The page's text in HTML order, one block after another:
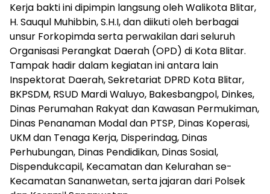
Kerja bakti ini dipimpin langsung oleh Walikota Blitar,
H. Sauqul Muhibbin, S.H.I, dan diikuti oleh berbagai
unsur Forkopimda serta perwakilan dari seluruh
Organisasi Perangkat Daerah (OPD) di Kota Blitar.
Tampak hadir dalam kegiatan ini antara lain
Inspektorat Daerah, Sekretariat DPRD Kota Blitar,
BKPSDM, RSUD Mardi Waluyo, Bakesbangpol, Dinkes,
Dinas Perumahan Rakyat dan Kawasan Permukiman,
Dinas Penanaman Modal dan PTSP, Dinas Koperasi,
UKM dan Tenaga Kerja, Disperindag, Dinas
Perhubungan, Dinas Pendidikan, Dinas Sosial,
Dispendukcapil, Kecamatan dan Kelurahan se-
Kecamatan Sananwetan, serta jajaran dari Polsek